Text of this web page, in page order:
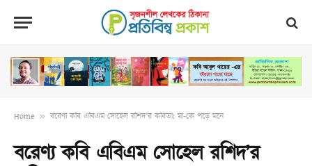
Home » বরেণ্য কবি এবিএম সোহেল রশিদ’র কবিতা: মা-কে পড়ে মনে
বরেণ্য কবি এবিএম সোহেল রশিদ’র